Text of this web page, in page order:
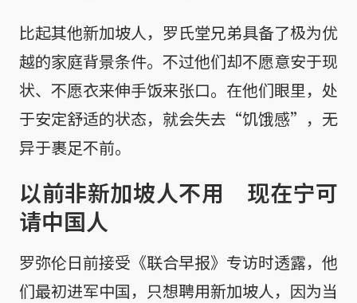
比起其他新加坡人，罗氏堂兄弟具备了极为优
越的家庭背景条件。不过他们却不愿意安于现
状、不愿衣来伸手饭来张口。在他们眼里，处
于安定舒适的状态，就会失去“饥饿感”，无
异于裹足不前。
以前非新加坡人不用 现在宁可
请中国人
罗弥伦日前接受《联合早报》专访时透露，他
们最初进军中国，只想聘用新加坡人，因为当